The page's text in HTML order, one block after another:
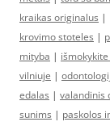
kraikas originalus |
krovimo stoteles |
mityba |
vilniuje |
edalas | valandinis
sunims | paskolos